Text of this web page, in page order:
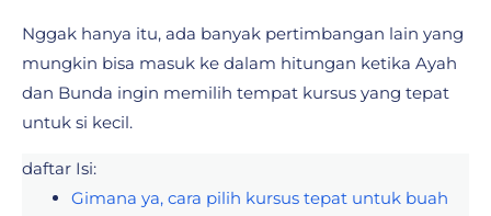
Nggak hanya itu, ada banyak pertimbangan lain yang
mungkin bisa masuk ke dalam hitungan ketika Ayah
dan Bunda ingin memilih tempat kursus yang tepat
untuk si kecil.
daftar Isi:
Gimana ya, cara pilih kursus tepat untuk buah